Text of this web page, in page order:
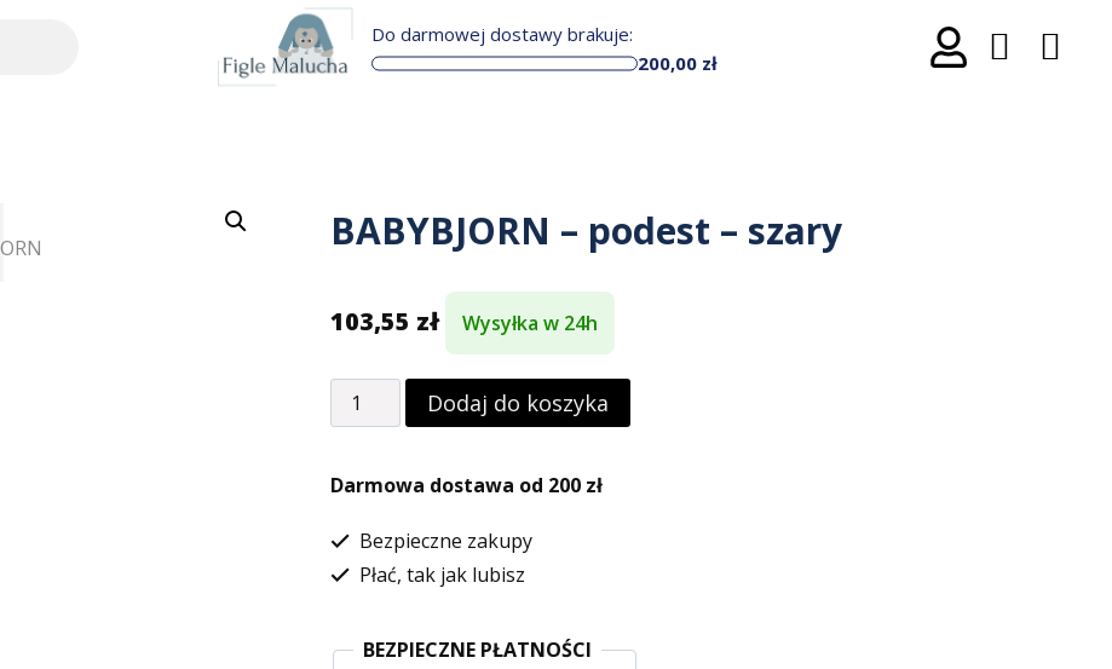
Do darmowej dostawy brakuje:
200,00 zł
BABYBJORN – podest – szary
103,55 zł Wysyłka w 24h
Dodaj do koszyka
Darmowa dostawa od 200 zł
Bezpieczne zakupy
Płać, tak jak lubisz
BEZPIECZNE PŁATNOŚCI